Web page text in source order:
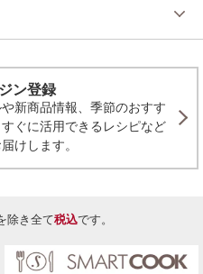
ン登録
新商品情報、季節のおすす
ぐに活用できるレシピなど
けします。
除き全て税込です。